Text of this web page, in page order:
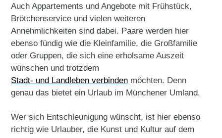
Auch Appartements und Angebote mit Frühstück,
Brötchenservice und vielen weiteren
Annehmlichkeiten sind dabei. Paare werden hier
ebenso fündig wie die Kleinfamilie, die Großfamilie
oder Gruppen, die sich eine erholsame Auszeit
wünschen und trotzdem
Stadt- und Landleben verbinden möchten. Denn
genau das bietet ein Urlaub im Münchener Umland.
Wer sich Entschleunigung wünscht, ist hier ebenso
richtig wie Urlauber, die Kunst und Kultur auf dem